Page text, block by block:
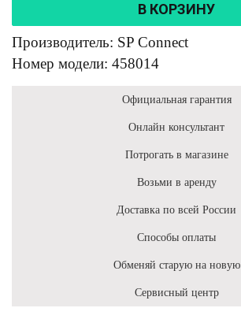
В КОРЗИНУ
Производитель: SP Connect
Номер модели: 458014
Официальная гарантия
Онлайн консультант
Потрогать в магазине
Возьми в аренду
Доставка по всей России
Способы оплаты
Обменяй старую на новую
Сервисный центр